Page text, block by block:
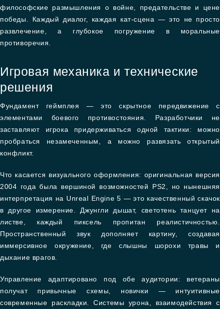
философские размышления о войне, предательстве и цене
победы. Каждый диалог, каждая кат-сцена — это не просто
развлечение, а глубокое погружение в моральные
противоречия.
Игровая механика и технические
решения
Фундамент геймплея — это скрытное передвижение с
элементами боевого противостояния. Разработчики не
заставляют игрока придерживаться одной тактики: можно
пробраться незамеченным, а можно развязать открытый
конфликт.
Что касается визуального оформления: оригинальная версия
2004 года была вершиной возможностей PS2, но нынешняя
интерпретация на Unreal Engine 5 — это качественный скачок
в другое измерение. Джунгли дышат, светотень танцует на
листве, каждый пиксель пропитан реалистичностью.
Пространственный звук дополняет картину, создавая
иммерсивное окружение, где слышны шорохи травы и
дыхание врагов.
Управление адаптировано под обе аудитории: ветераны
получат привычные схемы, новички — интуитивные
современные раскладки. Системы урона, взаимодействия с